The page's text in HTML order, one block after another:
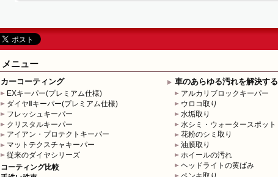
メニュー
カーコーティング
EXキーパー(プレミアム仕様)
ダイヤⅡキーパー(プレミアム仕様)
フレッシュキーパー
クリスタルキーパー
アイアン・プロテクトキーパー
マットテクスチャキーパー
従来のダイヤシリーズ
コーティング比較
車のあらゆる汚れを解決する
アルカリブロックキーパー
ウロコ取り
水垢取り
水シミ・ウォータースポット
花粉のシミ取り
油膜取り
ホイールの汚れ
ヘッドライトの黄ばみ